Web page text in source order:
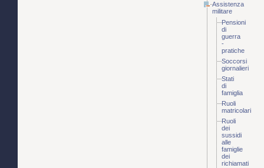
Assistenza
militare
Pensioni
di
guerra
-
pratiche
Soccorsi
giornalieri
Stati
di
famiglia
Ruoli
matricolari
Ruoli
dei
sussidi
alle
famiglie
dei
richiamati